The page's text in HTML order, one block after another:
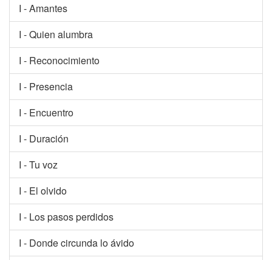
I - Amantes
I - Quien alumbra
I - Reconocimiento
I - Presencia
I - Encuentro
I - Duración
I - Tu voz
I - El olvido
I - Los pasos perdidos
I - Donde circunda lo ávido